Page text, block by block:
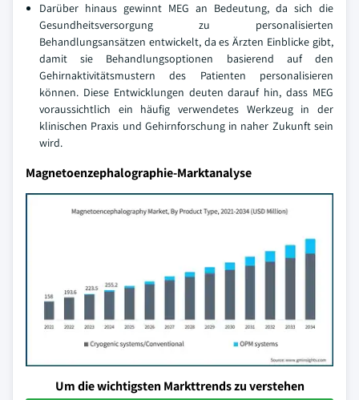
Darüber hinaus gewinnt MEG an Bedeutung, da sich die
Gesundheitsversorgung zu personalisierten
Behandlungsansätzen entwickelt, da es Ärzten Einblicke gibt,
damit sie Behandlungsoptionen basierend auf den
Gehirnaktivitätsmustern des Patienten personalisieren
können. Diese Entwicklungen deuten darauf hin, dass MEG
voraussichtlich ein häufig verwendetes Werkzeug in der
klinischen Praxis und Gehirnforschung in naher Zukunft sein
wird.
Magnetoenzephalographie-Marktanalyse
Um die wichtigsten Markttrends zu verstehen